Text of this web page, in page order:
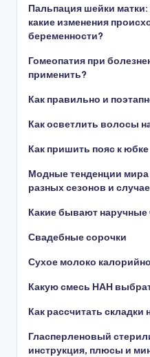
Пальпация шейки матки:
какие изменения
беременности?
Гомеопатия при
применить?
Как правильно и
Как осветлить волосы
Как пришить пояс к юбке
Модные тенденции
разных сезонов и
Какие бывают наручные
Свадебные сорочки
Сухое молоко
Какую смесь НАН
Как рассчитать складки
Гласперленовый
инструкция, плюсы и